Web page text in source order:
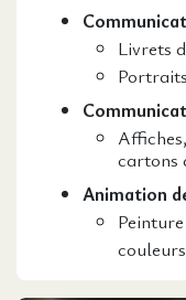
Livrets
cartons
Animation